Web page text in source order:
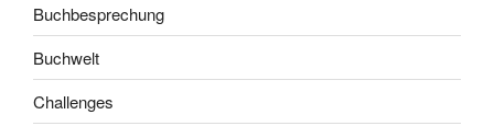
Buchbesprechung
Buchwelt
Challenges